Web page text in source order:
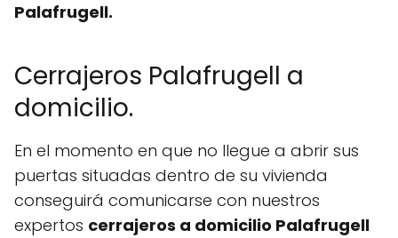
Palafrugell.
Cerrajeros Palafrugell a
domicilio.
En el momento en que no llegue a abrir sus
puertas situadas dentro de su vivienda
conseguirá comunicarse con nuestros
expertos cerrajeros a domicilio Palafrugell